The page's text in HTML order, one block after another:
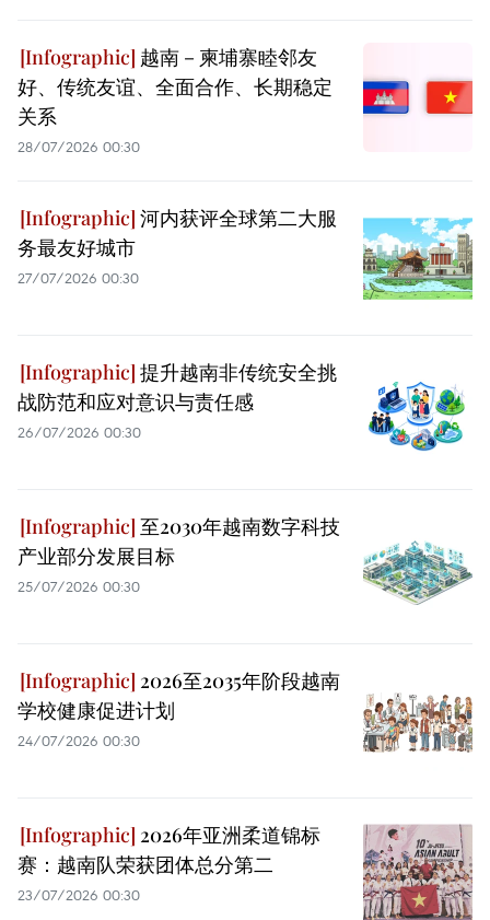
越南－柬埔寨睦邻友
好、传统友谊、全面合作、长期稳定
关系
28/07/2026 00:30
河内获评全球第二大服
务最友好城市
27/07/2026 00:30
提升越南非传统安全挑
战防范和应对意识与责任感
26/07/2026 00:30
至2030年越南数字科技
产业部分发展目标
25/07/2026 00:30
2026至2035年阶段越南
学校健康促进计划
24/07/2026 00:30
2026年亚洲柔道锦标
赛：越南队荣获团体总分第二
23/07/2026 00:30